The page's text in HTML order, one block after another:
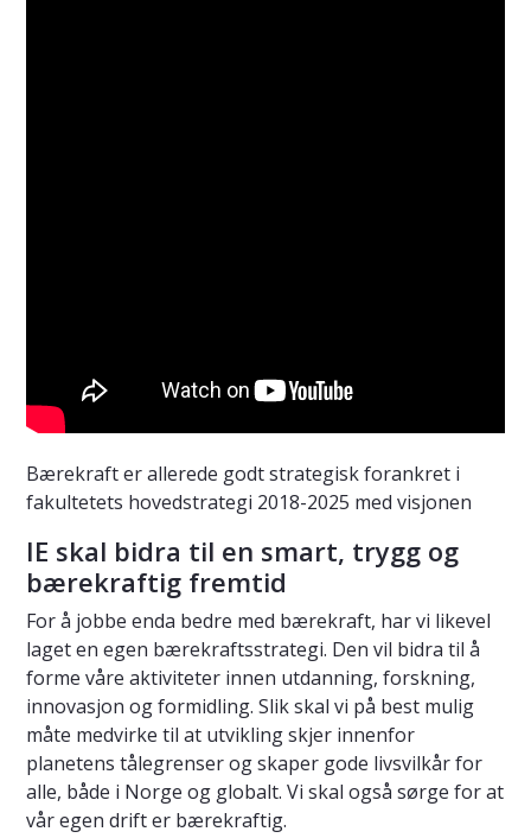
Bærekraft er allerede godt strategisk forankret i
fakultetets hovedstrategi 2018-2025 med visjonen
IE skal bidra til en smart, trygg og
bærekraftig fremtid
For å jobbe enda bedre med bærekraft, har vi likevel
laget en egen bærekraftsstrategi. Den vil bidra til å
forme våre aktiviteter innen utdanning, forskning,
innovasjon og formidling. Slik skal vi på best mulig
måte medvirke til at utvikling skjer innenfor
planetens tålegrenser og skaper gode livsvilkår for
alle, både i Norge og globalt. Vi skal også sørge for at
vår egen drift er bærekraftig.